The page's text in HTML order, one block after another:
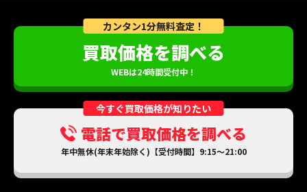
カンタン1分無料査定！
買取価格を調べる
WEBは24時間受付中！
今すぐ買取価格が知りたい
電話で買取価格を調べる
年中無休(年末年始除く)【受付時間】9:15～21:00